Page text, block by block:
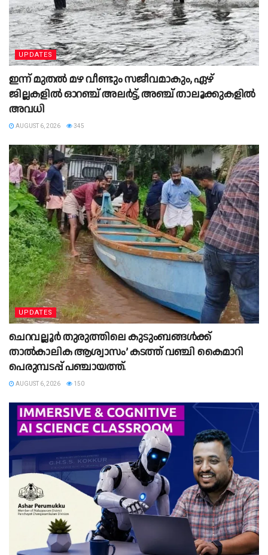
UPDATES
ഇന്ന് മുതൽ മഴ വീണ്ടും സജീവമാകും, ഏഴ്
ജില്ലകളിൽ ഓറഞ്ച് അലർട്ട്, അഞ്ച് താലൂക്കുകളിൽ
അവധി
AUGUST 6, 2026 345
UPDATES
ചെറവല്ലൂർ തുരുത്തിലെ കുടുംബങ്ങൾക്ക്
താൽകാലിക ആശ്വാസം’ കടത്ത് വഞ്ചി കൈമാറി
പെരുമ്പടപ്പ് പഞ്ചായത്ത്.
AUGUST 6, 2026 150